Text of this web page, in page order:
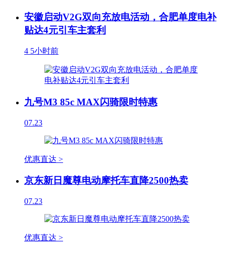
安徽启动V2G双向充放电活动，合肥单度电补
贴达4元引车主套利
4 5小时前
九号M3 85c MAX闪骑限时特惠
07.23
优惠直达 >
京东新日魔尊电动摩托车直降2500热卖
07.23
优惠直达 >